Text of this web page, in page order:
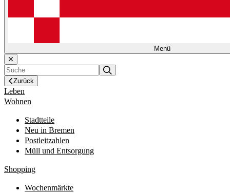
Menü
Zurück
Leben
Wohnen
Stadtteile
Neu in Bremen
Postleitzahlen
Müll und Entsorgung
Shopping
Wochenmärkte